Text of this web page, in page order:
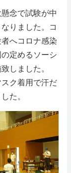
念で試験が中
りました。コ
へコロナ感染
定めるソーシ
しました。
ク着用で汗だ
た。